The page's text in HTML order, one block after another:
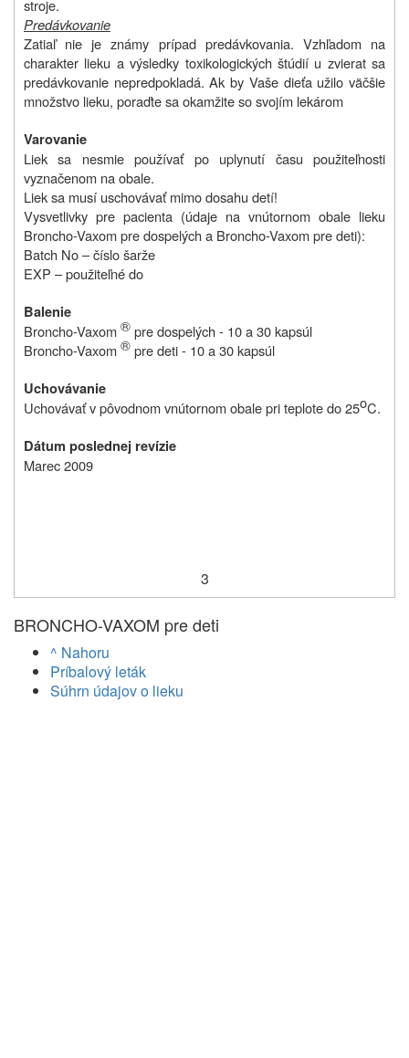
stroje.
Predávkovanie
Zatiaľ nie je známy prípad predávkovania. Vzhľadom na
charakter lieku a výsledky toxikologických štúdií u zvierat sa
predávkovanie nepredpokladá. Ak by Vaše dieťa užilo väčšie
množstvo lieku, poraďte sa okamžite so svojím lekárom
Varovanie
Liek sa nesmie používať po uplynutí času použiteľnosti
vyznačenom na obale.
Liek sa musí uschovávať mimo dosahu detí!
Vysvetlivky pre pacienta (údaje na vnútornom obale lieku
Broncho-Vaxom pre dospelých a Broncho-Vaxom pre deti):
Batch No – číslo šarže
EXP – použiteľné do
Balenie
Broncho-Vaxom®pre dospelých - 10 a 30 kapsúl
Broncho-Vaxom®pre deti - 10 a 30 kapsúl
Uchovávanie
Uchovávať v pôvodnom vnútornom obale pri teplote do 25oC.
Dátum poslednej revízie
Marec 2009
3
BRONCHO-VAXOM pre deti
^ Nahoru
Príbalový leták
Súhrn údajov o lieku